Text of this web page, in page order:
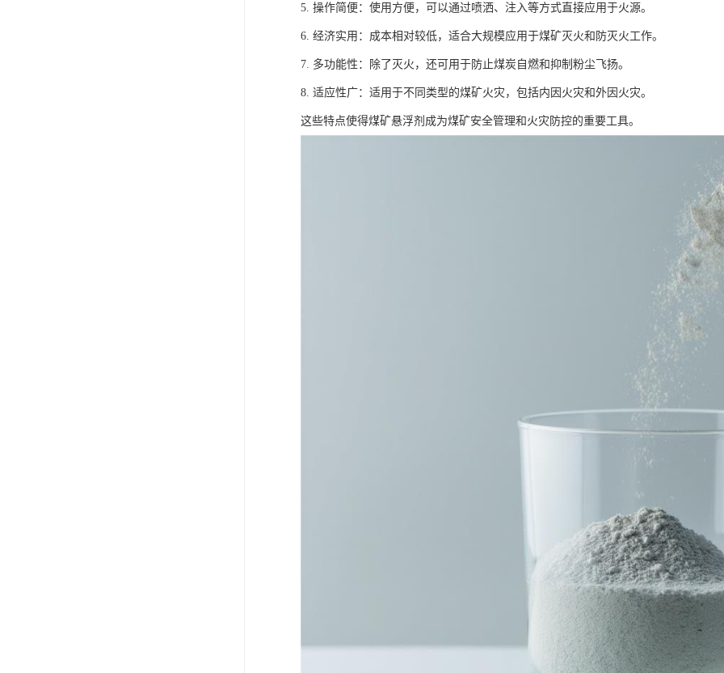
5. 操作简便：使用方便，可以通过喷洒、注入等方式直接应用于火源。
6. 经济实用：成本相对较低，适合大规模应用于煤矿灭火和防灭火工作。
7. 多功能性：除了灭火，还可用于防止煤炭自燃和抑制粉尘飞扬。
8. 适应性广：适用于不同类型的煤矿火灾，包括内因火灾和外因火灾。
这些特点使得煤矿悬浮剂成为煤矿安全管理和火灾防控的重要工具。